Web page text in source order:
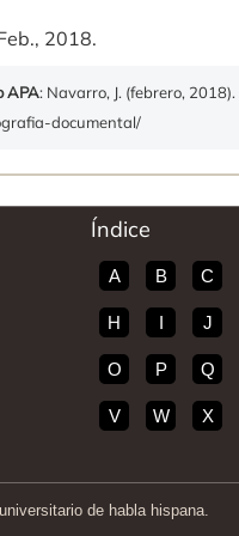
2018.
APA: Navarro, J. (febrero, 2018).
documental/
Índice
A B C
H I J
O P Q
V W X
de habla hispana.